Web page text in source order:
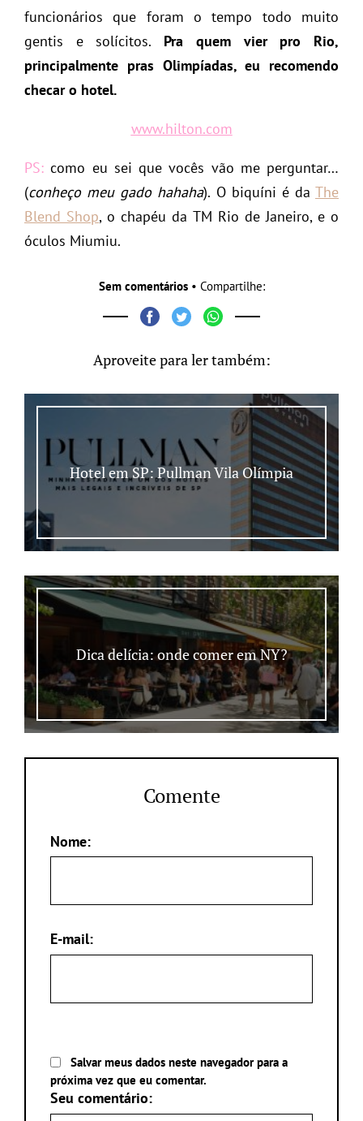
funcionários que foram o tempo todo muito
gentis e solícitos. Pra quem vier pro Rio,
principalmente pras Olimpíadas, eu recomendo
checar o hotel.
www.hilton.com
PS: como eu sei que vocês vão me perguntar…
(conheço meu gado hahaha). O biquíni é da The
Blend Shop, o chapéu da TM Rio de Janeiro, e o
óculos Miumiu.
Sem comentários• Compartilhe:
Aproveite para ler também:
Hotel em SP: Pullman Vila Olímpia
Dica delícia: onde comer em NY?
Comente
Nome:
E-mail:
Salvar meus dados neste navegador para a
próxima vez que eu comentar.
Seu comentário: